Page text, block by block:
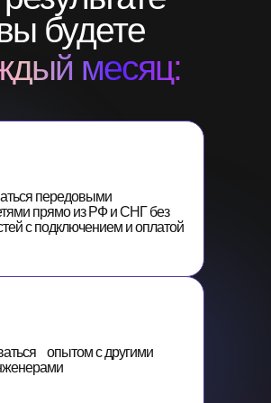
будете
месяц:
передовыми
прямо из РФ и СНГ без
с подключением и оплатой
опытом с другими